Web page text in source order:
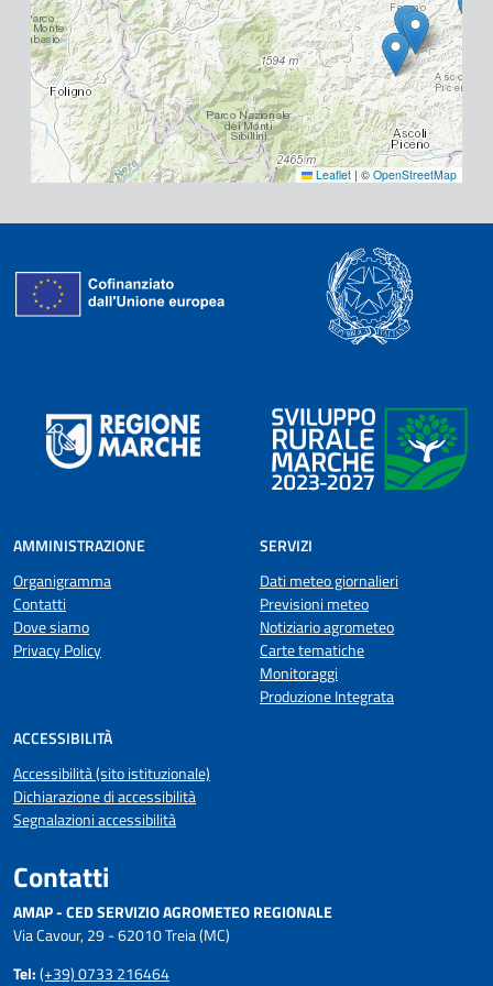
Leaflet | © OpenStreetMap
AMMINISTRAZIONE
Organigramma
Contatti
Dove siamo
Privacy Policy
SERVIZI
Dati meteo giornalieri
Previsioni meteo
Notiziario agrometeo
Carte tematiche
Monitoraggi
Produzione Integrata
ACCESSIBILITÀ
Accessibilità (sito istituzionale)
Dichiarazione di accessibilità
Segnalazioni accessibilità
Contatti
AMAP - CED SERVIZIO AGROMETEO REGIONALE
Via Cavour, 29 - 62010 Treia (MC)
Tel:(+39) 0733 216464